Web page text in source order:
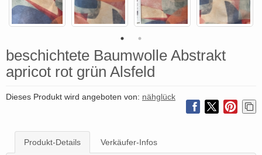
beschichtete Baumwolle Abstrakt
apricot rot grün Alsfeld
Dieses Produkt wird angeboten von: nähglück
Produkt-Details Verkäufer-Infos